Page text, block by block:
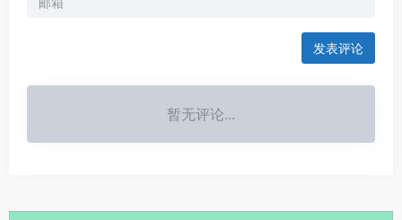
发表评论
暂无评论...